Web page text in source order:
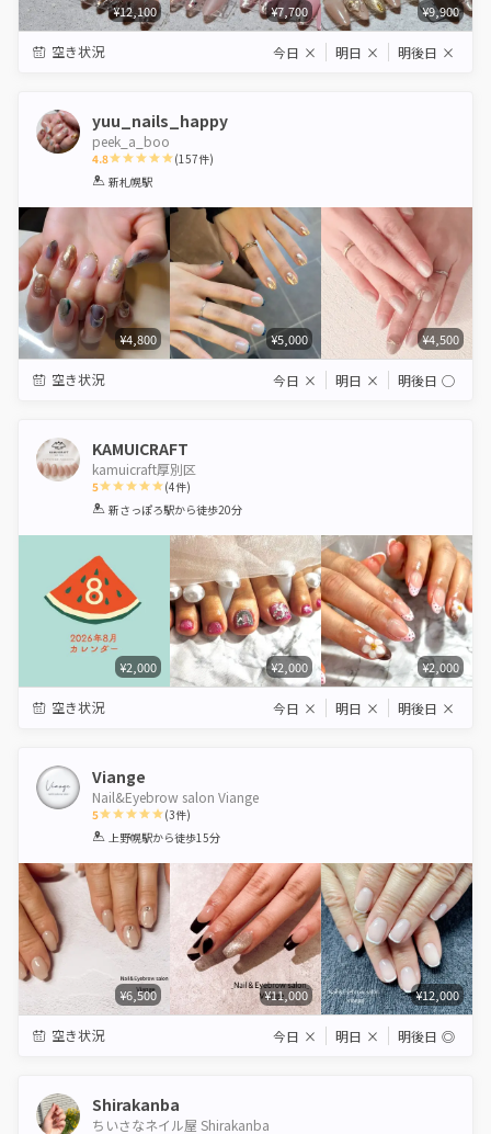
¥12,100 ¥7,700 ¥9,900
空き状況 今日 × 明日 × 明後日 ×
yuu_nails_happy
peek_a_boo
4.8
1 2 3 4
(157件)
新札幌駅
¥4,800 ¥5,000 ¥4,500
空き状況 今日 × 明日 × 明後日 ◯
KAMUICRAFT
kamuicraft厚別区
5
1 2 3 4 5
(4件)
新さっぽろ駅から徒歩20分
¥2,000 ¥2,000 ¥2,000
空き状況 今日 × 明日 × 明後日 ×
Viange
Nail&Eyebrow salon Viange
5
1 2 3 4 5
(3件)
上野幌駅から徒歩15分
¥6,500 ¥11,000 ¥12,000
空き状況 今日 × 明日 × 明後日 ◎
Shirakanba
ちいさなネイル屋 Shirakanba